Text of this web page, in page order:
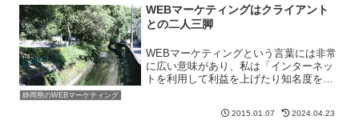
トの案件」の場合です。...
静岡県のWEBマーケティング
WEBマーケティングはクライアント
との二人三脚
WEBマーケティングという言葉には非常
に広い意味があり、私は「インターネッ
トを利用して利益を上げたり知名度を上
品やサービスによって、取り組み方が違
2015.01.07 2024.04.23